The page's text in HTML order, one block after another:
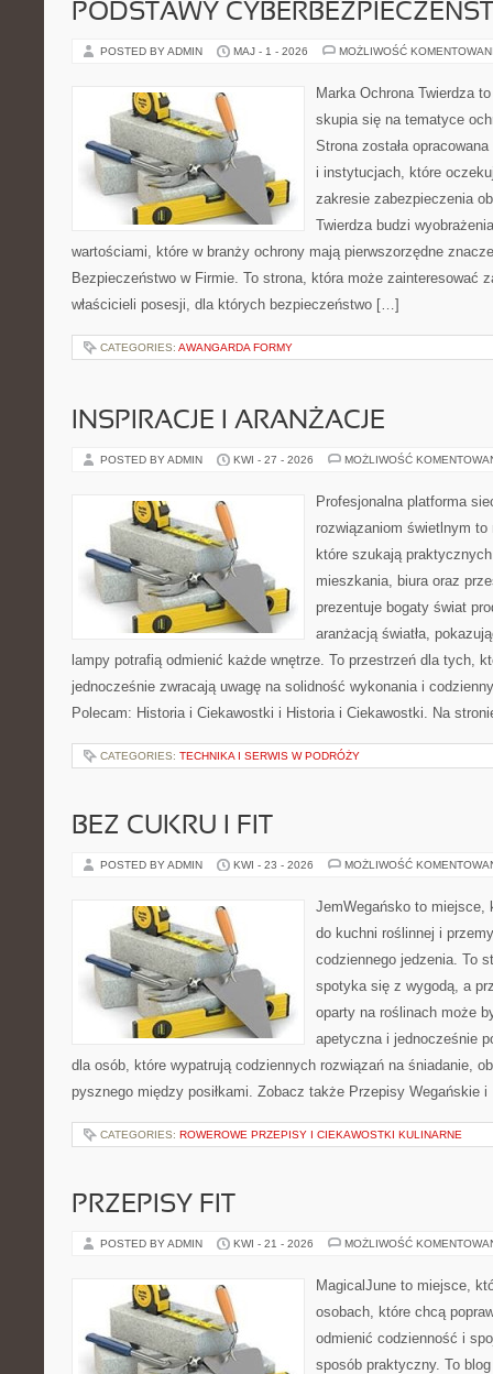
PODSTAWY
POSTED BY ADMIN MAJ - 1 - 2026 MOŻLIWOŚĆ
Marka Ochrona Twierdza
skupia się na tematyce
Strona została
i instytucjach, które
zakresie zabezpieczenia
Twierdza budzi
wartościami, które w branży ochrony mają pierwszorzędne
Bezpieczeństwo w Firmie. To strona, która może zainteresować
właścicieli posesji, dla których bezpieczeństwo […]
CATEGORIES: AWANGARDA FORMY
INSPIRACJE I ARANŻACJE
POSTED BY ADMIN KWI - 27 - 2026 MOŻLIWOŚĆ
Profesjonalna platforma
rozwiązaniom świetlnym
które szukają
mieszkania, biura oraz
prezentuje bogaty świat
aranżacją światła,
lampy potrafią odmienić każde wnętrze. To przestrzeń dla tych,
jednocześnie zwracają uwagę na solidność wykonania i
Polecam: Historia i Ciekawostki i Historia i Ciekawostki. Na
CATEGORIES: TECHNIKA I SERWIS W PODRÓŻY
BEZ CUKRU I FIT
POSTED BY ADMIN KWI - 23 - 2026 MOŻLIWOŚĆ
JemWegańsko to miejsce,
do kuchni roślinnej i
codziennego jedzenia. To
spotyka się z wygodą, a
oparty na roślinach może
apetyczna i jednocześnie
dla osób, które wypatrują codziennych rozwiązań na śniadanie,
pysznego między posiłkami. Zobacz także Przepisy Wegańskie
CATEGORIES: ROWEROWE PRZEPISY I CIEKAWOSTKI KULINARNE
PRZEPISY FIT
POSTED BY ADMIN KWI - 21 - 2026 MOŻLIWOŚĆ
MagicalJune to miejsce,
osobach, które chcą
odmienić codzienność i
sposób praktyczny. To